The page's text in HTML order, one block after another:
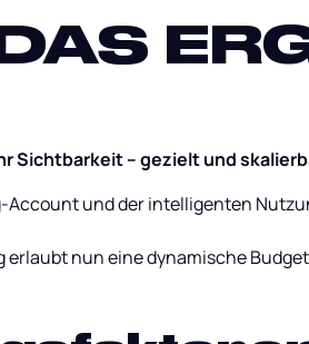
Sichtbarkeit – gezielt und
und der intelligenten
nun eine dynamische